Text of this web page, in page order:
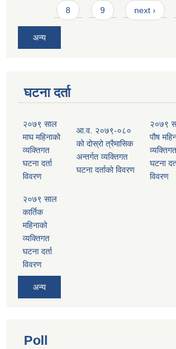
8 9 next ›
अन्य
घटना दर्ता
२०७९ साल
माघ महिनाको
व्यक्तिगत
घटना दर्ता
विवरण
आ.व. २०७९-०८०
को दोस्रो त्रैमासिक
अन्तर्गत व्यक्तिगत
घटना दर्ताको विवरण
२०७९
पौष
व्यक्तिगत
घटना
विवरण
२०७९ साल
कार्तिक
महिनाको
व्यक्तिगत
घटना दर्ता
विवरण
अन्य
Poll